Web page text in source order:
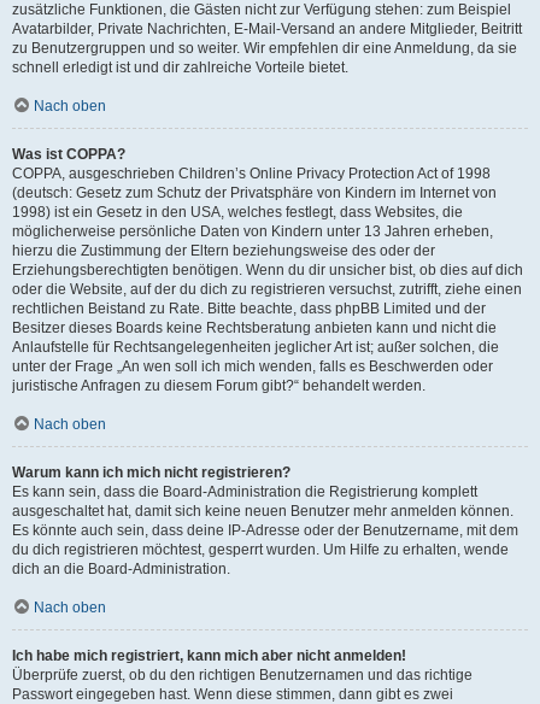
zusätzliche Funktionen, die Gästen nicht zur Verfügung stehen: zum Beispiel
Avatarbilder, Private Nachrichten, E-Mail-Versand an andere Mitglieder, Beitritt
zu Benutzergruppen und so weiter. Wir empfehlen dir eine Anmeldung, da sie
schnell erledigt ist und dir zahlreiche Vorteile bietet.
Nach oben
Was ist COPPA?
COPPA, ausgeschrieben Children’s Online Privacy Protection Act of 1998
(deutsch: Gesetz zum Schutz der Privatsphäre von Kindern im Internet von
1998) ist ein Gesetz in den USA, welches festlegt, dass Websites, die
möglicherweise persönliche Daten von Kindern unter 13 Jahren erheben,
hierzu die Zustimmung der Eltern beziehungsweise des oder der
Erziehungsberechtigten benötigen. Wenn du dir unsicher bist, ob dies auf dich
oder die Website, auf der du dich zu registrieren versuchst, zutrifft, ziehe einen
rechtlichen Beistand zu Rate. Bitte beachte, dass phpBB Limited und der
Besitzer dieses Boards keine Rechtsberatung anbieten kann und nicht die
Anlaufstelle für Rechtsangelegenheiten jeglicher Art ist; außer solchen, die
unter der Frage „An wen soll ich mich wenden, falls es Beschwerden oder
juristische Anfragen zu diesem Forum gibt?“ behandelt werden.
Nach oben
Warum kann ich mich nicht registrieren?
Es kann sein, dass die Board-Administration die Registrierung komplett
ausgeschaltet hat, damit sich keine neuen Benutzer mehr anmelden können.
Es könnte auch sein, dass deine IP-Adresse oder der Benutzername, mit dem
du dich registrieren möchtest, gesperrt wurden. Um Hilfe zu erhalten, wende
dich an die Board-Administration.
Nach oben
Ich habe mich registriert, kann mich aber nicht anmelden!
Überprüfe zuerst, ob du den richtigen Benutzernamen und das richtige
Passwort eingegeben hast. Wenn diese stimmen, dann gibt es zwei